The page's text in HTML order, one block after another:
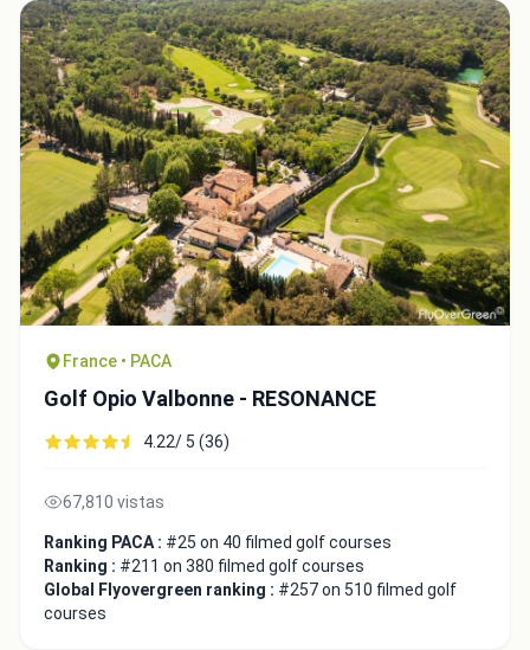
France • PACA
Golf Opio Valbonne - RESONANCE
4.22/ 5 (36)
67,810 vistas
Ranking PACA : #25 on 40 filmed golf courses
Ranking : #211 on 380 filmed golf courses
Global Flyovergreen ranking : #257 on 510 filmed golf
courses